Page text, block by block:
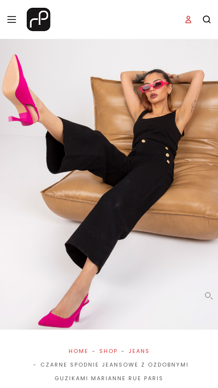
HOME SHOP
JEANS
CZARNE SPODNIE JEANSOWE Z OZDOBNYMI
GUZIKAMI MARIANNE RUE PARIS